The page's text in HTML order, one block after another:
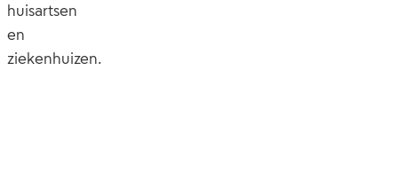
huisartsen
en
ziekenhuizen.